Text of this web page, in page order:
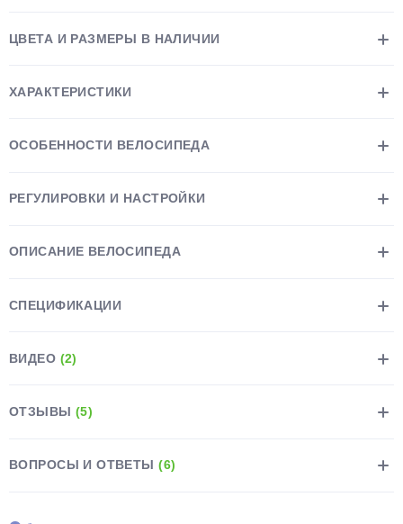
ЦВЕТА И РАЗМЕРЫ В НАЛИЧИИ
ХАРАКТЕРИСТИКИ
ОСОБЕННОСТИ ВЕЛОСИПЕДА
РЕГУЛИРОВКИ И НАСТРОЙКИ
ОПИСАНИЕ ВЕЛОСИПЕДА
СПЕЦИФИКАЦИИ
ВИДЕО (2)
ОТЗЫВЫ (5)
ВОПРОСЫ И ОТВЕТЫ(6)